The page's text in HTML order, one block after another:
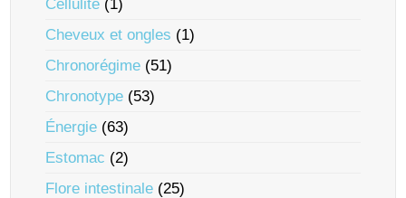
Cellulite (1)
Cheveux et ongles (1)
Chronorégime (51)
Chronotype (53)
Énergie (63)
Estomac (2)
Flore intestinale (25)